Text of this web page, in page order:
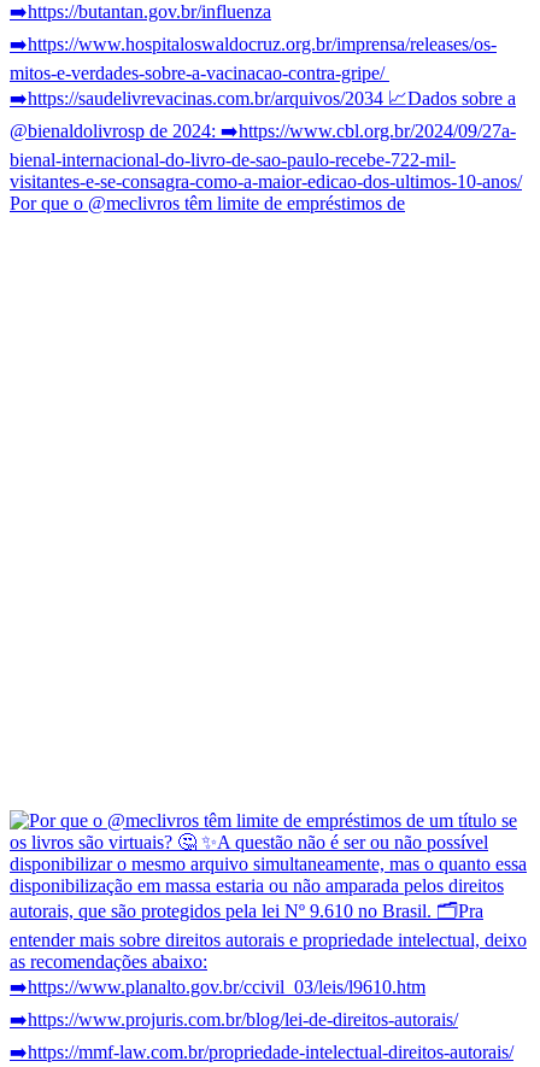
Por que o @meclivros têm limite de empréstimos de